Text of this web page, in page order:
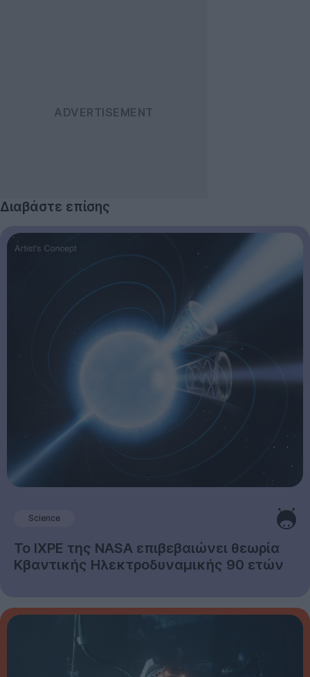
Διαβάστε επίσης
Science
Το IXPE της NASA επιβεβαιώνει θεωρία
Κβαντικής Ηλεκτροδυναμικής 90 ετών